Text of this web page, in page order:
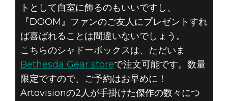
トとして自室に飾るのもいいですし、
『DOOM』ファンのご友人にプレゼントすれ
ば喜ばれることは間違いないでしょう。
こちらのシャドーボックスは、ただいま
Bethesda Gear storeで注文可能です。数量
限定ですので、ご予約はお早めに！
Artovisionの2人が手掛けた傑作の数々につ